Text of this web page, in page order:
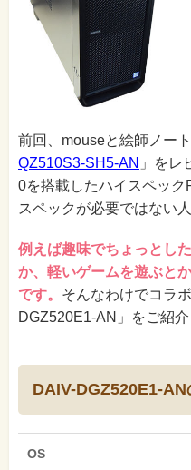
前回、mouseと絵師ノー
QZ510S3-SH5-AN 」をレ
0を搭載したハイスペック
スペックが必要ではない
例えば趣味でちょっとし
か、軽いゲームを遊ぶと
です。 そんなわけでコラ
DGZ520E1-AN」をご紹介
DAIV-DGZ520E1-AN
OS